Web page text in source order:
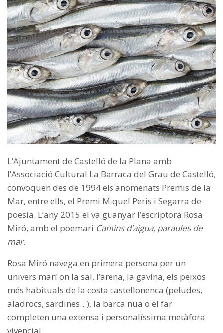
L’Ajuntament de Castelló de la Plana amb
l’Associació Cultural La Barraca del Grau de Castelló,
convoquen des de 1994 els anomenats Premis de la
Mar, entre ells, el Premi Miquel Peris i Segarra de
poesia. L’any 2015 el va guanyar l’escriptora Rosa
Miró, amb el poemari Camins d’aigua, paraules de
mar.
Rosa Miró navega en primera persona per un
univers marí on la sal, l’arena, la gavina, els peixos
més habituals de la costa castellonenca (peludes,
aladrocs, sardines…), la barca nua o el far
completen una extensa i personalíssima metàfora
vivencial.